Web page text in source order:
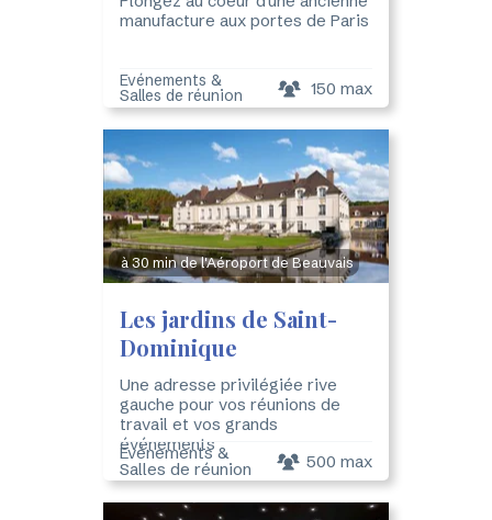
500 max
Une adresse privilégiée rive
gauche pour vos réunions de
travail et vos grands
événements
Evénements &
Salles de réunion
Les jardins de Saint-
Dominique
à 30 min de l'Aéroport de Beauvais
150 max
manufacture aux portes de Paris
Evénements &
Salles de réunion